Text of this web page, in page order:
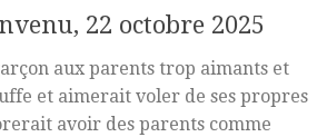
22 octobre 2025
aux parents trop aimants et
et aimerait voler de ses propres
avoir des parents comme